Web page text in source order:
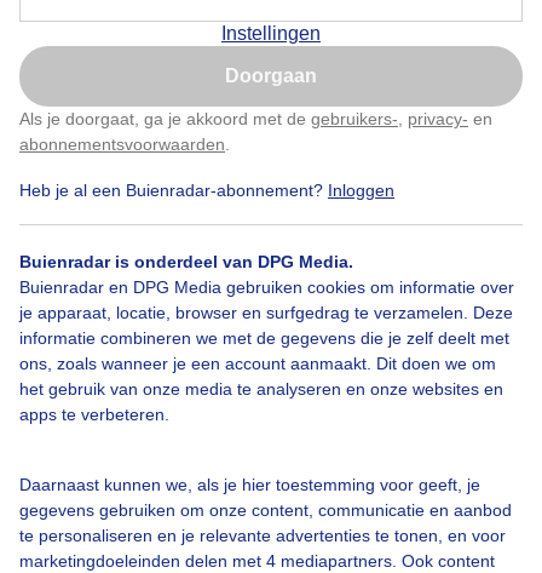
Instellingen
Doorgaan
Als je doorgaat, ga je akkoord met de gebruikers- privacy- en
abonnementsvoorwaarden
Heb je al een Buienradar-abonnement? Inloggen
Buienradar is onderdeel van DPG Media.
Buienradar en DPG Media gebruiken cookies om informatie over
je apparaat, locatie, browser en surfgedrag te verzamelen. Deze
informatie combineren we met de gegevens die je zelf deelt met
ons, zoals wanneer je een account aanmaakt. Dit doen we om
het gebruik van onze media te analyseren en onze websites en
apps te verbeteren.
Daarnaast kunnen we, als je hier toestemming voor geeft, je
gegevens gebruiken om onze content, communicatie en aanbod
te personaliseren en je relevante advertenties te tonen, en voor
marketingdoeleinden delen met 4 mediapartners. Ook content
Oogsten van het mais vanmorgen om 7.30 uur
Mist Oogsten Mais
Bekijk slideshow
Een moment geduld aub...
Nu niet, misschien later
Klik hierom dit aan te passen